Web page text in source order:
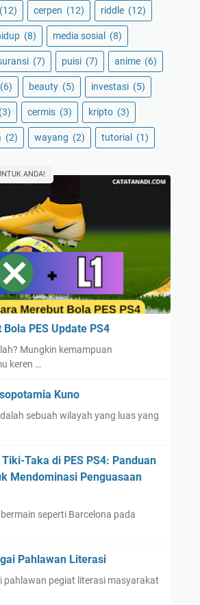
(12) cerpen (12) riddle (12)
(8) media sosial (8)
(7) puisi (7) anime (6)
(6) beauty (5) investasi (5)
(3) cermis (3) kripto (3)
(2) wayang (2) tutorial (1)
ANDA!
PES Update PS4
Mungkin kemampuan
keren …
Kuno
sebuah wilayah yang luas yang
Taka di PES PS4: Panduan
Mendominasi Penguasaan
seperti Barcelona pada
Pahlawan Literasi
pahlawan pegiat literasi masyarakat